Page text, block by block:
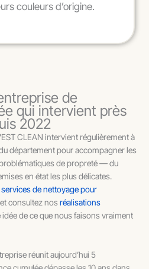
couleurs d’origine.
de
qui intervient près
2022
CLEAN intervient régulièrement à
département pour accompagner les
de propreté — du
en état les plus délicates.
services de nettoyage pour
et consultez nosréalisations
de ce que nous faisons vraiment
réunit aujourd’hui 5